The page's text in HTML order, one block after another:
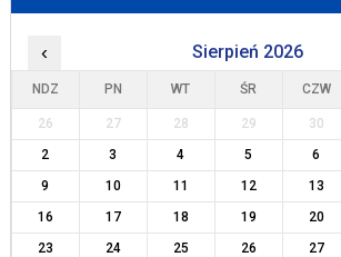
‹ Sierpień 2026
NDZ PN WT ŚR CZW
26 27 28 29 30
2
3 4 5 6
9
10 11 12 13
16
17 18 19 20
23
24 25 26 27